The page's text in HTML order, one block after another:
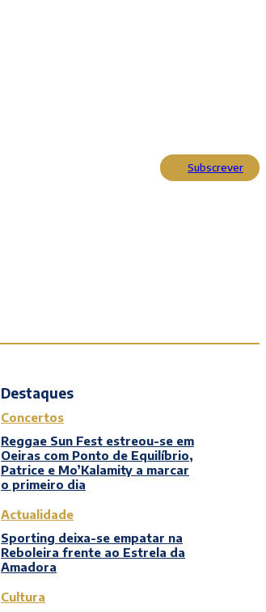
Subscrever
Destaques
Concertos
Reggae Sun Fest estreou-se em
Oeiras com Ponto de Equilíbrio,
Patrice e Mo’Kalamity a marcar
o primeiro dia
Actualidade
Sporting deixa-se empatar na
Reboleira frente ao Estrela da
Amadora
Cultura